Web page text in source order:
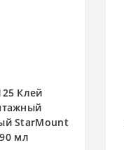
Клей
StarMount
мл